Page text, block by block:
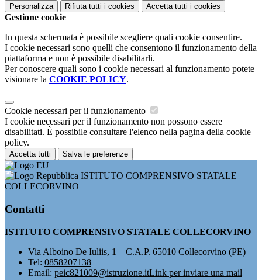
Personalizza Rifiuta tutti i cookies Accetta tutti i cookies
Gestione cookie
In questa schermata è possibile scegliere quali cookie consentire.
I cookie necessari sono quelli che consentono il funzionamento della
piattaforma e non è possibile disabilitarli.
Per conoscere quali sono i cookie necessari al funzionamento potete
visionare la COOKIE POLICY.
Cookie necessari per il funzionamento
I cookie necessari per il funzionamento non possono essere
disabilitati. È possibile consultare l'elenco nella pagina della cookie
policy.
Accetta tutti Salva le preferenze
ISTITUTO COMPRENSIVO STATALE
COLLECORVINO
Contatti
ISTITUTO COMPRENSIVO STATALE COLLECORVINO
Via Alboino De Iuliis, 1 – C.A.P. 65010 Collecorvino (PE)
Tel: 0858207138
Email: peic821009@istruzione.itLink per inviare una mail